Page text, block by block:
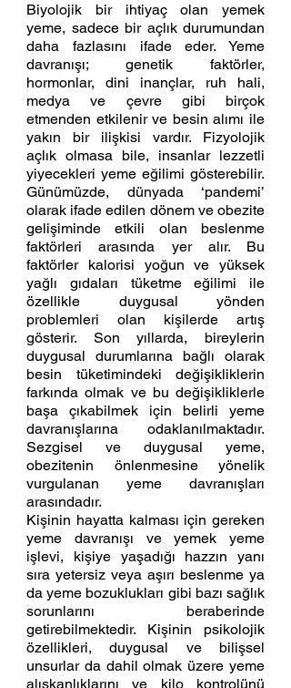
Biyolojik bir ihtiyaç olan yemek
yeme, sadece bir açlık durumundan
daha fazlasını ifade eder. Yeme
davranışı; genetik faktörler,
hormonlar, dini inançlar, ruh hali,
medya ve çevre gibi birçok
etmenden etkilenir ve besin alımı ile
yakın bir ilişkisi vardır. Fizyolojik
açlık olmasa bile, insanlar lezzetli
yiyecekleri yeme eğilimi gösterebilir.
Günümüzde, dünyada ‘pandemi’
olarak ifade edilen dönem ve obezite
gelişiminde etkili olan beslenme
faktörleri arasında yer alır. Bu
faktörler kalorisi yoğun ve yüksek
yağlı gıdaları tüketme eğilimi ile
özellikle duygusal yönden
problemleri olan kişilerde artış
gösterir. Son yıllarda, bireylerin
duygusal durumlarına bağlı olarak
besin tüketimindeki değişikliklerin
farkında olmak ve bu değişikliklerle
başa çıkabilmek için belirli yeme
davranışlarına odaklanılmaktadır.
Sezgisel ve duygusal yeme,
obezitenin önlenmesine yönelik
vurgulanan yeme davranışları
arasındadır.
Kişinin hayatta kalması için gereken
yeme davranışı ve yemek yeme
işlevi, kişiye yaşadığı hazzın yanı
sıra yetersiz veya aşırı beslenme ya
da yeme bozuklukları gibi bazı sağlık
sorunlarını beraberinde
getirebilmektedir. Kişinin psikolojik
özellikleri, duygusal ve bilişsel
unsurlar da dahil olmak üzere yeme
alışkanlıklarını ve kilo kontrolünü